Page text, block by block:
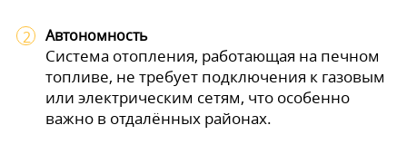
Автономность
Система отопления, работающая на печном
топливе, не требует подключения к газовым
или электрическим сетям, что особенно
важно в отдалённых районах.